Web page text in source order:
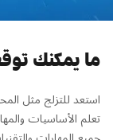
ما يمكنك
تعلم الأساسيات